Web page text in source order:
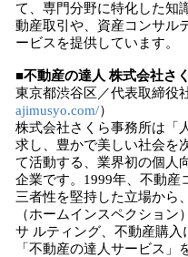
て、専門分野に特化した知
動産取引や、資産コンサル
ービスを提供しています。
■不動産の達人 株式会社さ
東京都渋谷区／代表取締役
ajimusyo.com/）
株式会社さくら事務所は「
求し、豊かで美しい社会を
て活動する、業界初の個人
企業です。1999年、不動産
三者性を堅持した立場から
（ホームインスペクショ
サ ルティング、不動産購入
「不動産の達人サービス」